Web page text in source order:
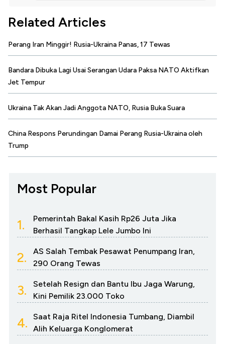
Related Articles
Perang Iran Minggir! Rusia-Ukraina Panas, 17 Tewas
Bandara Dibuka Lagi Usai Serangan Udara Paksa NATO Aktifkan
Jet Tempur
Ukraina Tak Akan Jadi Anggota NATO, Rusia Buka Suara
China Respons Perundingan Damai Perang Rusia-Ukraina oleh
Trump
Most Popular
1.
Pemerintah Bakal Kasih Rp26 Juta Jika
Berhasil Tangkap Lele Jumbo Ini
2.
AS Salah Tembak Pesawat Penumpang Iran,
290 Orang Tewas
3.
Setelah Resign dan Bantu Ibu Jaga Warung,
Kini Pemilik 23.000 Toko
4.
Saat Raja Ritel Indonesia Tumbang, Diambil
Alih Keluarga Konglomerat